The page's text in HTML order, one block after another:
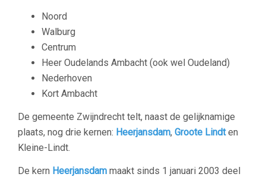
Noord
Walburg
Centrum
Heer Oudelands Ambacht (ook wel Oudeland)
Nederhoven
Kort Ambacht
De gemeente Zwijndrecht telt, naast de gelijknamige
plaats, nog drie kernen: Heerjansdam, Groote Lindten
Kleine-Lindt.
De kern Heerjansdam maakt sinds 1 januari 2003 deel